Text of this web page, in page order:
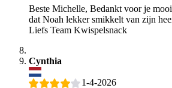
Beste Michelle, Bedankt voor je
dat Noah lekker smikkelt van zijn
Liefs Team Kwispelsnack
Cynthia
1-4-2026